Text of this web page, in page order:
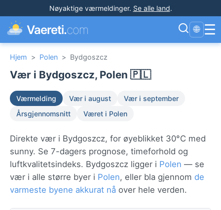
Nøyaktige værmeldinger. Se alle land.
Vaereti.com 🌐 ☰
Hjem > Polen > Bydgoszcz
Vær i Bydgoszcz, Polen 🇵🇱
Værmelding Vær i august
Vær i september
Årsgjennomsnitt
Været i Polen
Direkte vær i Bydgoszcz, for øyeblikket 30°C med
sunny. Se 7-dagers prognose, timeforhold og
luftkvalitetsindeks. Bydgoszcz ligger i Polen — se
vær i alle større byer i Polen, eller bla gjennom de
varmeste byene akkurat nå over hele verden.